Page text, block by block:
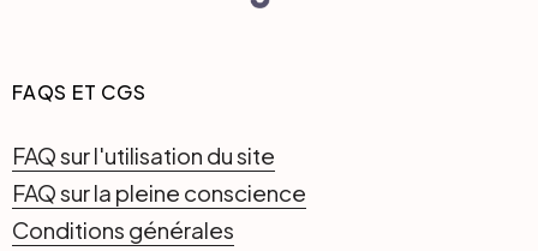
FAQS ET CGS
FAQ sur l'utilisation du site
FAQ sur la pleine conscience
Conditions générales